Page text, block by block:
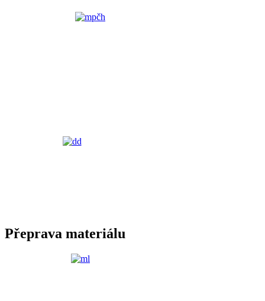
Přeprava materiálu